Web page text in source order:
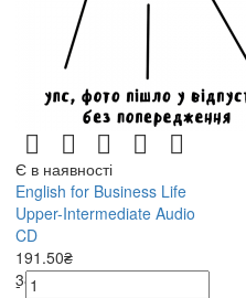
Є в наявності
English for Business Life
Upper-Intermediate Audio
CD
191.50₴
383.00₴
-